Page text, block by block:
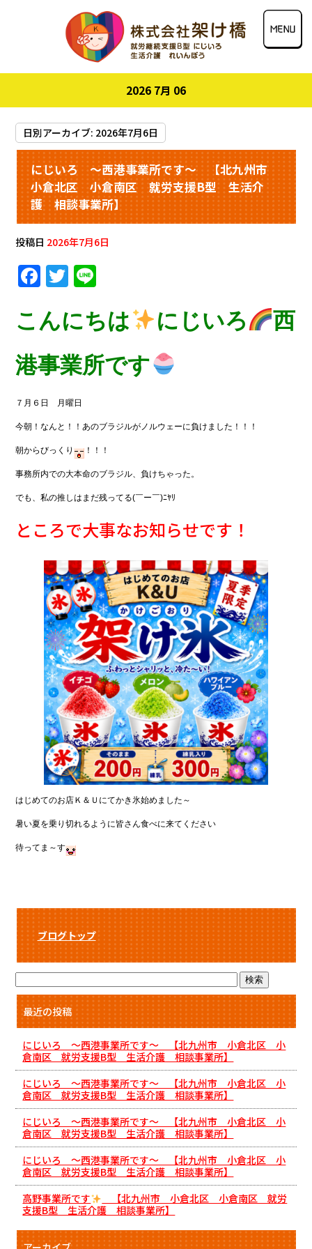
2026 7月 06
日別アーカイブ: 2026年7月6日
にじいろ ～西港事業所です～ 【北九州市
小倉北区 小倉南区 就労支援B型 生活介
護 相談事業所】
投稿日 2026年7月6日
F
a
c
b
o
k
T
w
it
r
e
こんにちは にじいろ
西
港事業所です
７月６日 月曜日
今朝！なんと！！あのブラジルがノルウェーに負けました！！！
朝からびっくり ！！！
事務所内での大本命のブラジル、負けちゃった。
でも、私の推しはまだ残ってる(￣ー￣)ﾆﾔﾘ
ところで大事なお知らせです！
はじめてのお店Ｋ＆Ｕにてかき氷始めました～
暑い夏を乗り切れるように皆さん食べに来てください
待ってま～す
ブログトップ
最近の投稿
にじいろ ～西港事業所です～ 【北九州市 小倉北区 小
倉南区 就労支援B型 生活介護 相談事業所】
にじいろ ～西港事業所です～ 【北九州市 小倉北区 小
倉南区 就労支援B型 生活介護 相談事業所】
にじいろ ～西港事業所です～ 【北九州市 小倉北区 小
倉南区 就労支援B型 生活介護 相談事業所】
にじいろ ～西港事業所です～ 【北九州市 小倉北区 小
倉南区 就労支援B型 生活介護 相談事業所】
高野事業所です
【北九州市 小倉北区 小倉南区 就労
支援B型 生活介護 相談事業所】